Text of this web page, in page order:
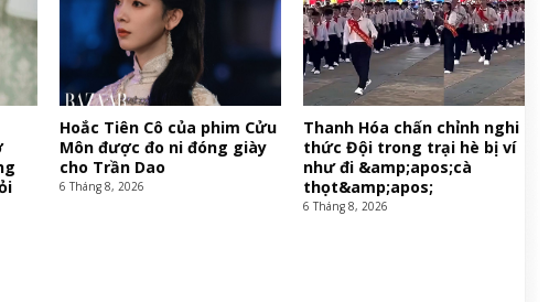
Hoắc Tiên Cô của phim Cửu
Môn được đo ni đóng giày
cho Trần Dao
6 Tháng 8, 2026
Thanh Hóa chấn chỉnh nghi
thức Đội trong trại hè bị ví
như đi &amp;apos;cà
thọt&amp;apos;
6 Tháng 8, 2026